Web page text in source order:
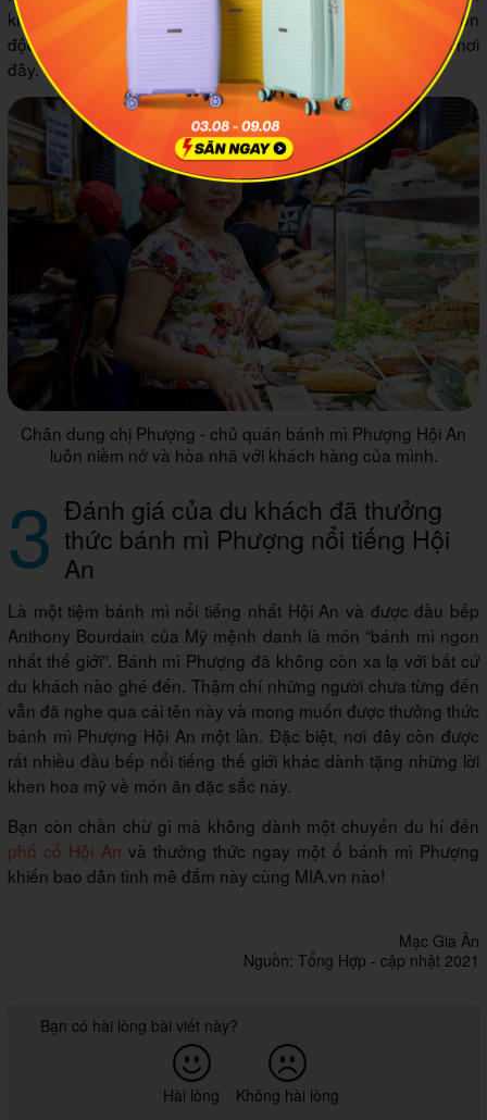
khiến du khách không chỉ nhớ đến bởi hương vị thơm ngon
độc đáo mà còn bởi sự chân phương của con người xứ Hội nơi
đây.
Chân dung chị Phượng - chủ quán bánh mì Phượng Hội An
luôn niềm nở và hòa nhã với khách hàng của mình.
3 Đánh giá của du khách đã thưởng
thức bánh mì Phượng nổi tiếng Hội
An
Là một tiệm bánh mì nổi tiếng nhất Hội An và được đầu bếp
Anthony Bourdain của Mỹ mệnh danh là món “bánh mì ngon
nhất thế giới”. Bánh mì Phượng đã không còn xa lạ với bất cứ
du khách nào ghé đến. Thậm chí những người chưa từng đến
vẫn đã nghe qua cái tên này và mong muốn được thưởng thức
bánh mì Phượng Hội An một lần. Đặc biệt, nơi đây còn được
rất nhiều đầu bếp nổi tiếng thế giới khác dành tặng những lời
khen hoa mỹ về món ăn đặc sắc này.
Bạn còn chần chừ gì mà không dành một chuyến du hí đến
phố cổ Hội An và thưởng thức ngay một ổ bánh mì Phượng
khiến bao dân tình mê đắm này cùng MIA.vn nào!
Mạc Gia Ân
Nguồn: Tổng Hợp - cập nhật 2021
Bạn có hài lòng bài viết này?
Hài lòng Không hài lòng